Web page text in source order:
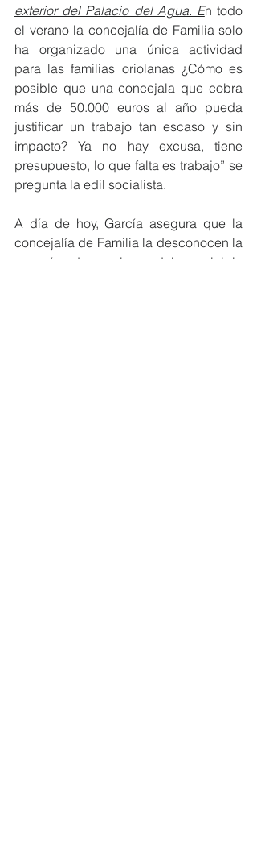
exterior del Palacio del Agua. En todo
el verano la concejalía de Familia solo
ha organizado una única actividad
para las familias oriolanas ¿Cómo es
posible que una concejala que cobra
más de 50.000 euros al año pueda
justificar un trabajo tan escaso y sin
impacto? Ya no hay excusa, tiene
presupuesto, lo que falta es trabajo” se
pregunta la edil socialista.
A día de hoy, García asegura que la
concejalía de Familia la desconocen la
mayoría de vecinos del municipio